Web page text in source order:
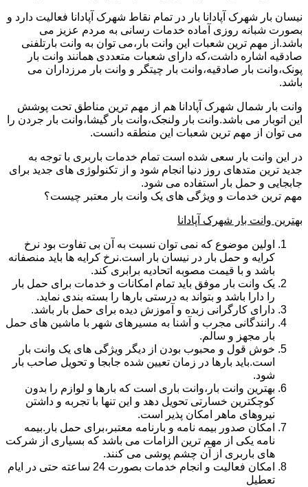
نیسان بار شهرک آپادانا بار در تمام نقاط شهرک آپادانا فعالیت دارد و
بصورت شبانه روزی آماده خدمات رسانی به مردم عزیز می
باشد.از مهم ترین شعبات این وانت بار،می توان به وانت بارتلفنی
صادقیه اشاره داشت،که دارای شعبات متعددی همانند وانت بار
پونک،وانت بار صادقیه،وانت بار چیتگر و وانت بار مرزداران می
باشد.
وانت بار شمال شهرک آپادانا هم از مهم ترین مناطق تحت پوشش
این اتوبار می باشد.وانت بار ولنجک،وانت بار گیشا،وانت بار جردن را
می توان از مهم ترین شعبات این منطقه دانست.
در این وانت بار سعی شده است تمام خدمات باربری با توجه به
جدید ترین متدهای روز دنیا انجام شود و از تکنولوژی های جدید برای
جابجایی و حمل بار استفاده می شود.
مهم ترین خدمات و ویژگی های یک وانت بار معتبر چیست؟
بهترین وانت بار شهرک آپادانا
اولین موضوع که نمی توان نسبت به آن بی تفاوت بود نرخ
کرایه و حمل بار در نیسان بار است.نرخ کرایه ها باید منصفانه
باشد و با قیمت مصوبه اتحادیه برابری کند.
یک وانت بار موفق باید تمام امکانات و خدمات برای حمل بار
را دارا باشد و بتواند به درستی بارها را بسته بندی نماید.
دارای کارگرانی زبده و آموزش دیده برای حمل بار باشد.
رانندگانی مجرب و آشنا به مسیرهای شهر با ماشین های حمل
بار مجهز و سالم.
خوش قول و محبوب بودن از دیگر ویژگی های یک وانت بار
است.باید بارها در زمان تعیین شده جابجا و تحویل صاحب بار
شود.
بهترین وانت بار،وانت باری است که بارها و لوازم را بدون
کوچکترین خسارتی تحویل دهد و این تنها با تجربه و داشتن
نیروهای ماهر امکان پذیر است.
امکان صدور بیمه نامه و بارنامه معتبر،برای حمل بار.بیمه
نامه یکی از مهم ترین الزامات می باشد که بسیاری از شرکت
های باربری از آن چشم پوشی می کنند.
امکان فعالیت و انجام خدمات بصورت 24 ساعته حتی در ایام
تعطیل